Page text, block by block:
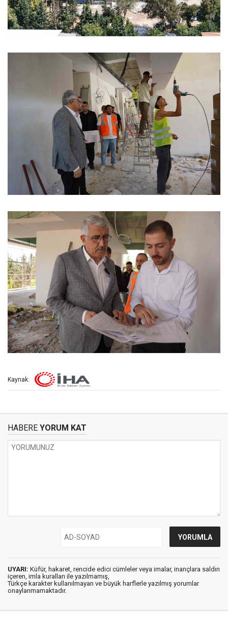
Kaynak:
HABERE YORUM KAT
UYARI: Küfür, hakaret, rencide edici cümleler veya imalar, inançlara saldırı
içeren, imla kuralları ile yazılmamış,
Türkçe karakter kullanılmayan ve büyük harflerle yazılmış yorumlar
onaylanmamaktadır.